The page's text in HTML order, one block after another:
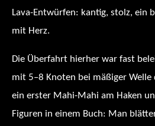
Lava-Entwürfen: kantig, stolz, ein
mit Herz.
Die Überfahrt hierher war fast
mit 5–8 Knoten bei mäßiger Welle
ein erster Mahi-Mahi am Haken
Figuren in einem Buch: Man